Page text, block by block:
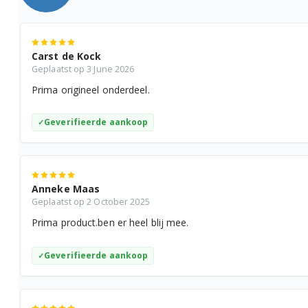
Bosch TIS30159DE/03
Bosch TIS30321RW/02
Bosch TIS30351DE/02
Bosch TIS30351DE/03
Carst de Kock
Geplaatst op 3 June 2026
Prima origineel onderdeel.
Geverifieerde aankoop
Anneke Maas
Geplaatst op 2 October 2025
Prima product.ben er heel blij mee.
Geverifieerde aankoop